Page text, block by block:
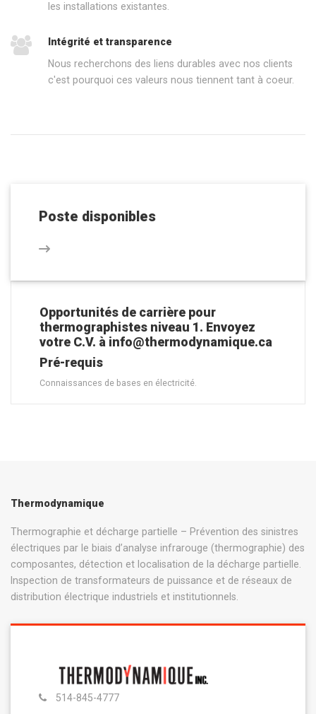
les installations existantes.
Intégrité et transparence
Nous recherchons des liens durables avec nos clients
c'est pourquoi ces valeurs nous tiennent tant à coeur.
Poste disponibles
Opportunités de carrière pour
thermographistes niveau 1. Envoyez
votre C.V. à info@thermodynamique.ca
Pré-requis
Connaissances de bases en électricité.
Thermodynamique
Thermographie et décharge partielle – Prévention des sinistres
électriques par le biais d’analyse infrarouge (thermographie) des
composantes, détection et localisation de la décharge partielle.
Inspection de transformateurs de puissance et de réseaux de
distribution électrique industriels et institutionnels.
514-845-4777